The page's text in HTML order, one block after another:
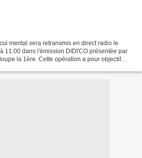
mental sera retransmis en direct radio le
11:00 dans l'émission DIDI'CO présentée par
la 1ère. Cette opération a pour objectif